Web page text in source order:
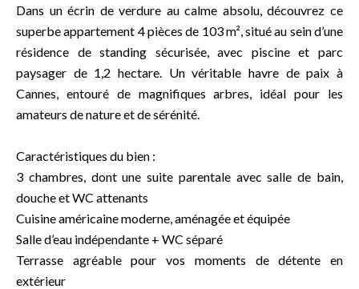
Dans un écrin de verdure au calme absolu, découvrez ce
superbe appartement 4 pièces de 103 m², situé au sein d’une
résidence de standing sécurisée, avec piscine et parc
paysager de 1,2 hectare. Un véritable havre de paix à
Cannes, entouré de magnifiques arbres, idéal pour les
amateurs de nature et de sérénité.
Caractéristiques du bien :
3 chambres, dont une suite parentale avec salle de bain,
douche et WC attenants
Cuisine américaine moderne, aménagée et équipée
Salle d’eau indépendante + WC séparé
Terrasse agréable pour vos moments de détente en
extérieur